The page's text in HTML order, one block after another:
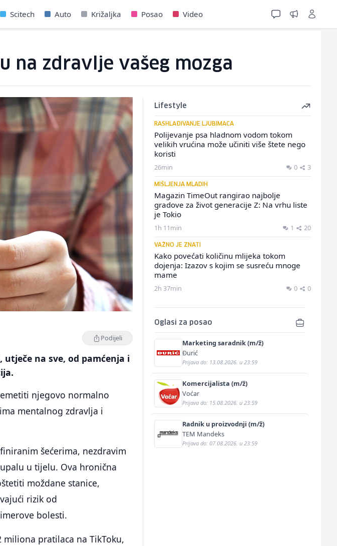
Scitech Auto Križaljka Posao Video
na zdravlje vašeg mozga
Podijeli
na sve, od pamćenja i
njegovo normalno
mentalnog zdravlja i
šećerima, nezdravim
u tijelu. Ova hronična
moždane stanice,
rizik od
bolesti.
pratilaca na TikToku,
Lifestyle
RASHLAĐIVANJE LJUBIMACA
Polijevanje psa hladnom vodom tokom
velikih vrućina može učiniti više štete nego
koristi
26min 0 3
MIŠLJENJA MLADIH
Magazin TimeOut rangirao najbolje
gradove za život generacije Z: Na vrhu liste
je Tokio
1h 11min 1 20
VAŽNO JE ZNATI
Kako povećati količinu mlijeka tokom
dojenja: Izazov s kojim se susreću mnoge
mame
2h 37min 0 0
Oglasi za posao
Marketing saradnik (m/ž)
Đurić
Prijava do: 13.08.2026. u 23:59
Komercijalista (m/ž)
Voćar
Prijava do: 15.08.2026. u 23:59
Radnik u proizvodnji (m/ž)
TEM Mandeks
Prijava do: 07.08.2026. u 23:59